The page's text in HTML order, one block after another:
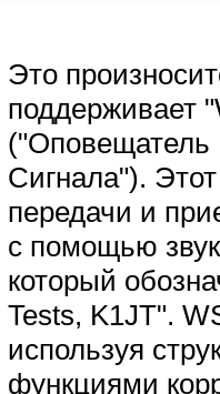
Это
поддерживает
("Оповещатель
Сигнала").
передачи и
с помощью
который
Tests, K1JT".
используя
функциями